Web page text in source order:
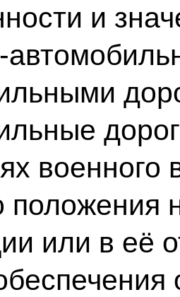
и
военного
положения
или в её